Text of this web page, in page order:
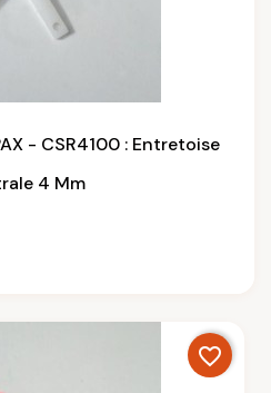
- CSR4100 : Entretoise
4 Mm
favorite_border